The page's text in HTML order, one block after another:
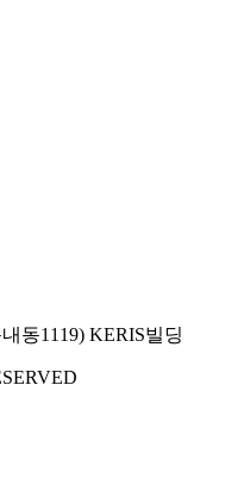
동1119) KERIS빌딩